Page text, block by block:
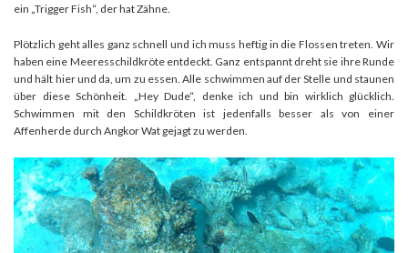
ein „Trigger Fish“, der hat Zähne.
Plötzlich geht alles ganz schnell und ich muss heftig in die Flossen treten. Wir
haben eine Meeresschildkröte entdeckt. Ganz entspannt dreht sie ihre Runde
und hält hier und da, um zu essen. Alle schwimmen auf der Stelle und staunen
über diese Schönheit. „Hey Dude“, denke ich und bin wirklich glücklich.
Schwimmen mit den Schildkröten ist jedenfalls besser als von einer
Affenherde durch Angkor Wat gejagt zu werden.